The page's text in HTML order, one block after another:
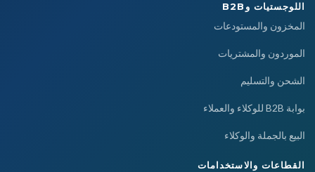
اللوجستيات وB2B
المخزون والمستودعات
الموردون والمشتريات
الشحن والتسليم
بوابة B2B للوكلاء والعملاء
البيع بالجملة والوكلاء
القطاعات والاستخدامات